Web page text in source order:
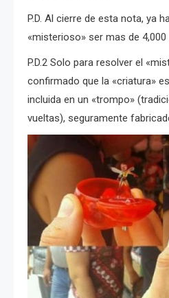
P.D. Al cierre de esta nota, ya
«misterioso» ser mas de
P.D.2 Solo para resolver el
confirmado que la «criatura»
incluida en un «trompo»
vueltas), seguramente